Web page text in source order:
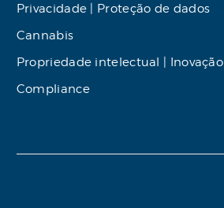
Privacidade | Proteção de dados
Cannabis
Propriedade intelectual | Inovação
Compliance